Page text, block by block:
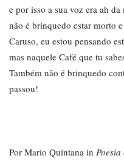
e por isso a sua voz era ah da
não é brinquedo estar morto
Caruso, eu estou pensando
mas naquele Café que tu
Também não é brinquedo
passou!
Por Mario Quintana in